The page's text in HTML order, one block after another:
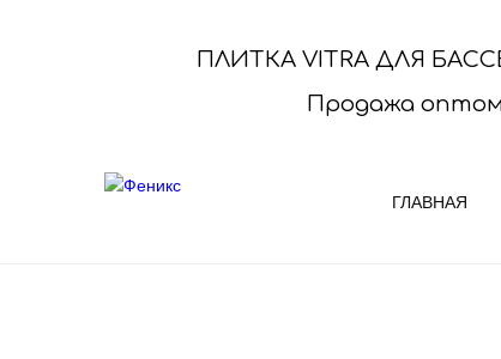
ПЛИТКА VITRA ДЛЯ
Продажа
ГЛАВНАЯ